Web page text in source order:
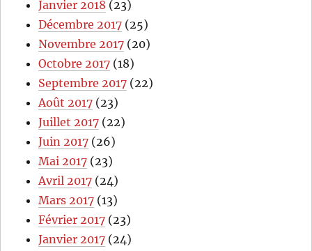
Janvier 2018 (23)
Décembre 2017 (25)
Novembre 2017 (20)
Octobre 2017 (18)
Septembre 2017 (22)
Août 2017 (23)
Juillet 2017 (22)
Juin 2017 (26)
Mai 2017 (23)
Avril 2017 (24)
Mars 2017 (13)
Février 2017 (23)
Janvier 2017 (24)